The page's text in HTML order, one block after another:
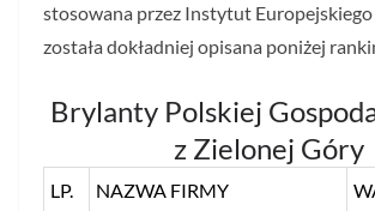
stosowana przez Instytut Europejskiego
została dokładniej opisana poniżej
Brylanty Polskiej
z Zielonej Góry
LP. NAZWA FIRMY